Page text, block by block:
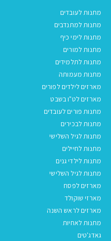
מתנות לעובדים
מתנות למתנדבים
מתנות לימי כיף
מתנות למורים
מתנות לתלמידים
מתנות מעמותה
מארזים לילדים לפורים
מארזים לט"ו בשבט
מתנות פורים לעובדים
מתנות לבכירים
מתנות לגיל השלישי
מתנות לחיילים
מתנות לילדי גנים
מתנות לגיל השלישי
מארזים לפסח
מארזי שוקולד
מארזים לראש השנה
מתנות לאחיות
גאדג'טים